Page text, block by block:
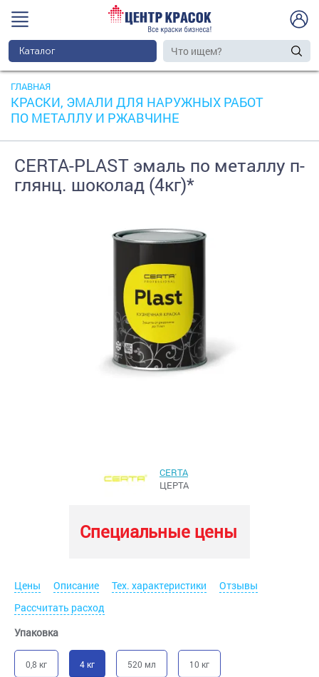
Каталог
ГЛАВНАЯ
КРАСКИ, ЭМАЛИ ДЛЯ НАРУЖНЫХ РАБОТ
ПО МЕТАЛЛУ И РЖАВЧИНЕ
CERTA-PLAST эмаль по металлу п-
глянц. шоколад (4кг)*
CERTA
ЦЕРТА
Специальные цены
Цены Описание Тех. характеристики
Отзывы
Рассчитать расход
Упаковка
0,8 кг 4 кг 520 мл 10 кг